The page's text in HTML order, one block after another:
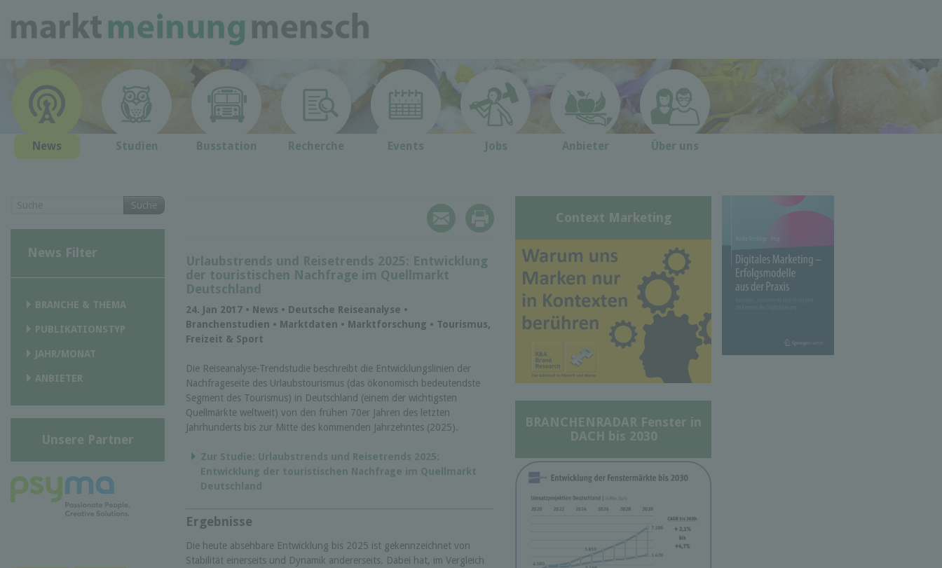
News Studien Busstation Recherche Events Jobs Anbieter Über uns
Urlaubstrends und Reisetrends 2025: Entwicklung
der touristischen Nachfrage im Quellmarkt
Deutschland
24. Jan 2017 • News • Deutsche Reiseanalyse •
Branchenstudien • Marktdaten • Marktforschung • Tourismus,
Freizeit & Sport
Die Reiseanalyse-Trendstudie beschreibt die Entwicklungslinien der
Nachfrageseite des Urlaubstourismus (das ökonomisch bedeutendste
Segment des Tourismus) in Deutschland (einem der wichtigsten
Quellmärkte weltweit) von den frühen 70er Jahren des letzten
Jahrhunderts bis zur Mitte des kommenden Jahrzehntes (2025).
Zur Studie: Urlaubstrends und Reisetrends 2025:
Entwicklung der touristischen Nachfrage im Quellmarkt
Deutschland
Ergebnisse
Die heute absehbare Entwicklung bis 2025 ist gekennzeichnet von
Stabilität einerseits und Dynamik andererseits. Dabei hat, im Vergleich
Suche
News Filter
BRANCHE & THEMA
PUBLIKATIONSTYP
JAHR/MONAT
ANBIETER
Unsere Partner
Context Marketing
BRANCHENRADAR Fenster in
DACH bis 2030